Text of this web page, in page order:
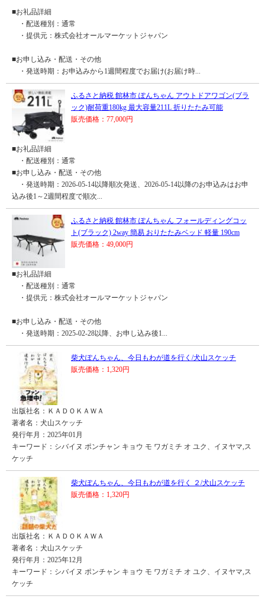
■お礼品詳細
・配送種別：通常
・提供元：株式会社オールマーケットジャパン
■お申し込み・配送・その他
・発送時期：お申込みから1週間程度でお届け(お届け時...
ふるさと納税 館林市 ぽんちゃん アウトドアワゴン(ブラ
ック)耐荷重180kg 最大容量211L 折りたたみ可能
販売価格：77,000円
■お礼品詳細
・配送種別：通常
■お申し込み・配送・その他
・発送時期：2026-05-14以降順次発送、2026-05-14以降のお申込みはお申
込み後1～2週間程度で順次...
ふるさと納税 館林市 ぽんちゃん フォールディングコッ
ト(ブラック) 2way 簡易 おりたたみベッド 軽量 190cm
販売価格：49,000円
■お礼品詳細
・配送種別：通常
・提供元：株式会社オールマーケットジャパン
■お申し込み・配送・その他
・発送時期：2025-02-28以降、お申し込み後1...
柴犬ぽんちゃん、今日もわが道を行く/犬山スケッチ
販売価格：1,320円
出版社名：ＫＡＤＯＫＡＷＡ
著者名：犬山スケッチ
発行年月：2025年01月
キーワード：シバイヌ ポンチャン キョウ モ ワガミチ オ ユク、イヌヤマ,ス
ケッチ
柴犬ぽんちゃん、今日もわが道を行く ２/犬山スケッチ
販売価格：1,320円
出版社名：ＫＡＤＯＫＡＷＡ
著者名：犬山スケッチ
発行年月：2025年12月
キーワード：シバイヌ ポンチャン キョウ モ ワガミチ オ ユク、イヌヤマ,ス
ケッチ